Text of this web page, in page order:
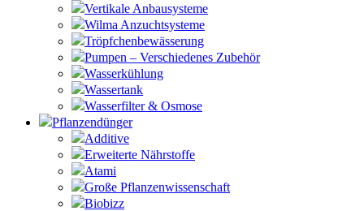
Vertikale Anbausysteme
Wilma Anzuchtsysteme
Tröpfchenbewässerung
Pumpen – Verschiedenes Zubehör
Wasserkühlung
Wassertank
Wasserfilter & Osmose
Pflanzendünger
Additive
Erweiterte Nährstoffe
Atami
Große Pflanzenwissenschaft
Biobizz